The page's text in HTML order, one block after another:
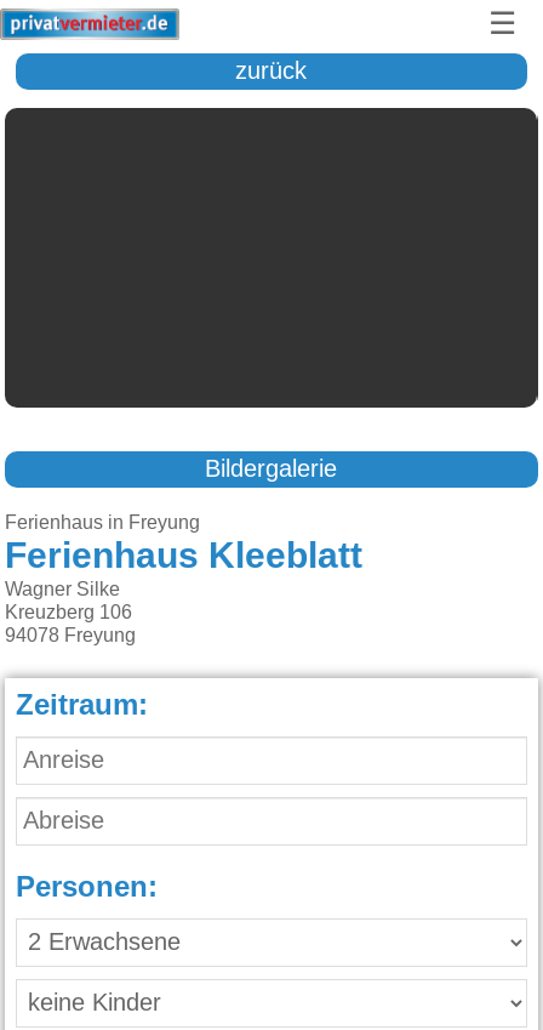
☰
zurück
Bildergalerie
Ferienhaus in Freyung
Ferienhaus Kleeblatt
Wagner Silke
Kreuzberg 106
94078 Freyung
Zeitraum:
Personen: